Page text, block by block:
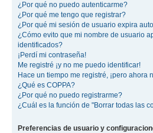
¿Por qué no puedo autenticarme?
¿Por qué me tengo que registrar?
¿Por qué mi sesión de usuario expira
¿Cómo evito que mi nombre de usuario
identificados?
¡Perdí mi contraseña!
Me registré ¡y no me puedo identificar!
Hace un tiempo me registré, ¡pero ahora
¿Qué es COPPA?
¿Por qué no puedo registrarme?
¿Cuál es la función de "Borrar todas las
Preferencias de usuario y